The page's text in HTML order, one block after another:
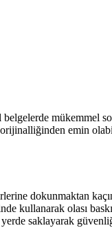
mükemmel
emin
dokunmaktan
kullanarak olası
saklayarak